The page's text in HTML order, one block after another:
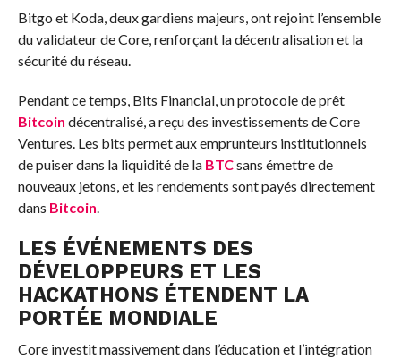
Bitgo et Koda, deux gardiens majeurs, ont rejoint l’ensemble
du validateur de Core, renforçant la décentralisation et la
sécurité du réseau.
Pendant ce temps, Bits Financial, un protocole de prêt
Bitcoin décentralisé, a reçu des investissements de Core
Ventures. Les bits permet aux emprunteurs institutionnels
de puiser dans la liquidité de la BTCsans émettre de
nouveaux jetons, et les rendements sont payés directement
dans Bitcoin.
LES ÉVÉNEMENTS DES
DÉVELOPPEURS ET LES
HACKATHONS ÉTENDENT LA
PORTÉE MONDIALE
Core investit massivement dans l’éducation et l’intégration